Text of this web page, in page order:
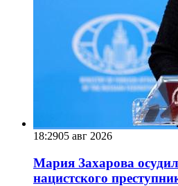
18:2905 авг 2026
Мария Захарова
нацистского